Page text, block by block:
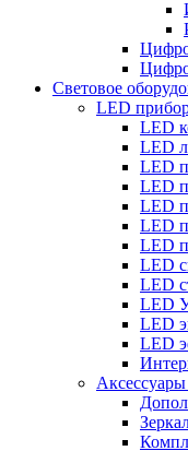
Световое
LED
LED
LED
LED
LED
LED
LED
LED
LED
LED
LED
LED
LED